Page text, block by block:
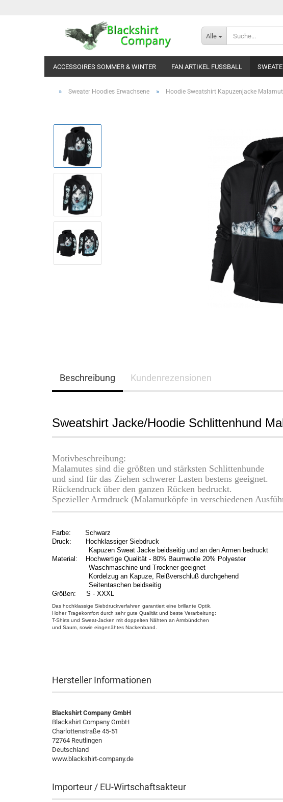
Alle
ACCESSOIRES SOMMER & WINTER FAN ARTIKEL FUSSBALL
» Sweater Hoodies Erwachsene » Hoodie Sweatshirt Kapuzenjacke
Beschreibung Kundenrezensionen
Sweatshirt Jacke/Hoodie Schlittenhund
Motivbeschreibung:
Malamutes sind die größten und stärksten Schlittenhunde
und sind für das Ziehen schwerer Lasten bestens geeignet.
Rückendruck über den ganzen Rücken bedruckt.
Spezieller Armdruck (Malamutköpfe in verschiedenen
Farbe: Schwarz
Druck: Hochklassiger Siebdruck
Kapuzen Sweat Jacke beidseitig und an den Armen bedruckt
Material: Hochwertige Qualität - 80% Baumwolle 20% Polyester
Waschmaschine und Trockner geeignet
Kordelzug an Kapuze, Reißverschluß durchgehend
Seitentaschen beidseitig
Größen: S - XXXL
Das hochklassige Siebdruckverfahren garantiert eine brillante Optik.
Hoher Tragekomfort durch sehr gute Qualität und beste Verarbeitung:
T-Shirts und Sweat-Jacken mit doppelten Nähten an Armbündchen
und Saum, sowie eingenähtes Nackenband.
Hersteller Informationen
Blackshirt Company GmbH
Blackshirt Company GmbH
Charlottenstraße 45-51
72764 Reutlingen
Deutschland
www.blackshirt-company.de
Importeur / EU-Wirtschaftsakteur